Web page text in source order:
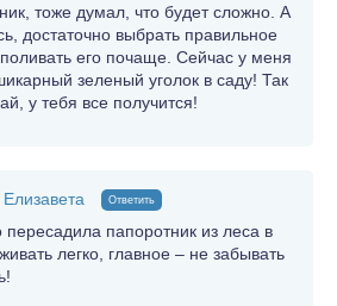
тоже думал, что будет сложно. А
достаточно выбрать правильное
его почаще. Сейчас у меня
зеленый уголок в саду! Так
у тебя все получится!
Ответить
пересадила папоротник из леса в
легко, главное – не забывать